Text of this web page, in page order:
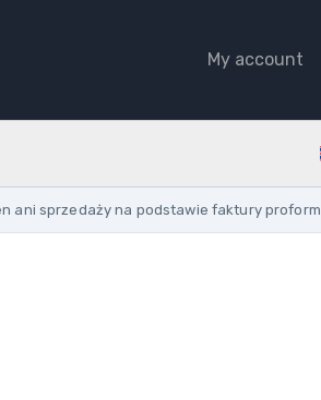
My account
ani sprzedaży na podstawie faktury